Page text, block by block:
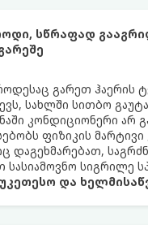
სწრაფად
გარეთ ჰაერის
სახლში სითბო
კონდიციონერი არ
ფიზიკის
დაგეხმარებათ,
სასიამოვნო სიგრილე
და